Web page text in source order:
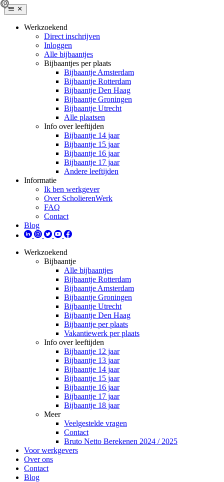
Werkzoekend
Direct inschrijven
Inloggen
Alle bijbaantjes
Bijbaantjes per plaats
Bijbaantje Amsterdam
Bijbaantje Rotterdam
Bijbaantje Den Haag
Bijbaantje Groningen
Bijbaantje Utrecht
Alle plaatsen
Info over leeftijden
Bijbaantje 14 jaar
Bijbaantje 15 jaar
Bijbaantje 16 jaar
Bijbaantje 17 jaar
Andere leeftijden
Informatie
Ik ben werkgever
Over ScholierenWerk
FAQ
Contact
Blog
Werkzoekend
Bijbaantje
Alle bijbaantjes
Bijbaantje Rotterdam
Bijbaantje Amsterdam
Bijbaantje Groningen
Bijbaantje Utrecht
Bijbaantje Den Haag
Bijbaantje per plaats
Vakantiewerk per plaats
Info over leeftijden
Bijbaantje 12 jaar
Bijbaantje 13 jaar
Bijbaantje 14 jaar
Bijbaantje 15 jaar
Bijbaantje 16 jaar
Bijbaantje 17 jaar
Bijbaantje 18 jaar
Meer
Veelgestelde vragen
Contact
Bruto Netto Berekenen 2024 / 2025
Voor werkgevers
Over ons
Contact
Blog